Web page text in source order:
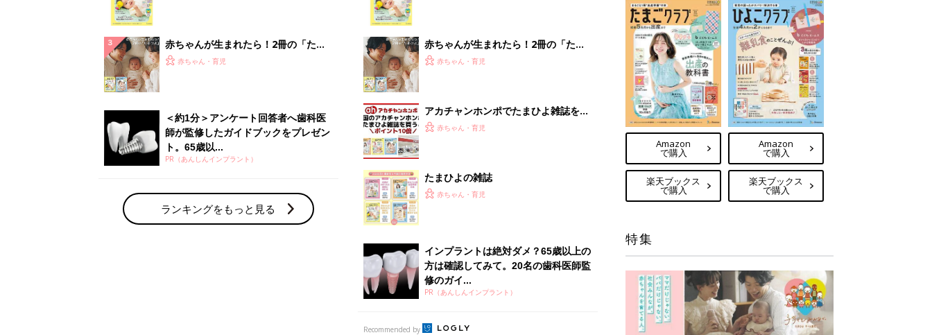
赤ちゃんが生まれたら！2冊の「たま
ひよ」
赤ちゃん・育児
＜約1分＞アンケート回答者へ歯科医
師が監修したガイドブックをプレゼン
ト。65歳以...
PR（あんしんインプラント）
ランキングをもっと見る
赤ちゃんが生まれたら！2冊の「たま
ひよ」
赤ちゃん・育児
アカチャンホンポでたまひよ雑誌を買
うとポイント10倍【期間限定】
赤ちゃん・育児
たまひよの雑誌
赤ちゃん・育児
インプラントは絶対ダメ？65歳以上の
方は確認してみて。20名の歯科医師監
修のガイ...
PR（あんしんインプラント）
Recommended by
Amazon
で購入
楽天ブックス
で購入
Amazon
で購入
楽天ブックス
で購入
特集